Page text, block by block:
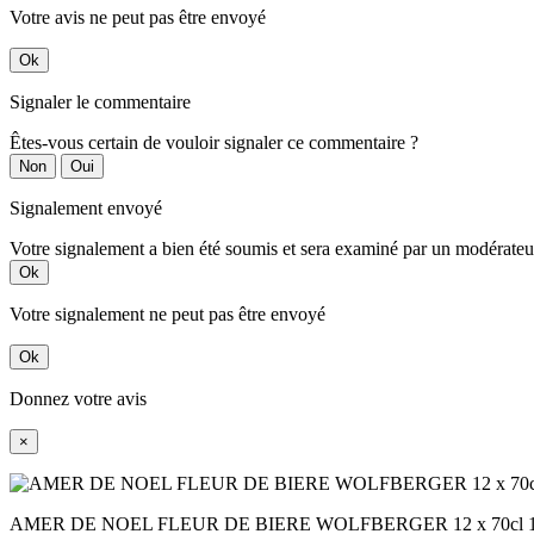
Votre avis ne peut pas être envoyé
Ok
Signaler le commentaire
Êtes-vous certain de vouloir signaler ce commentaire ?
Non Oui
Signalement envoyé
Votre signalement a bien été soumis et sera examiné par un
Ok
Votre signalement ne peut pas être envoyé
Ok
Donnez votre avis
×
AMER DE NOEL FLEUR DE BIERE WOLFBERGER 12 x 70cl